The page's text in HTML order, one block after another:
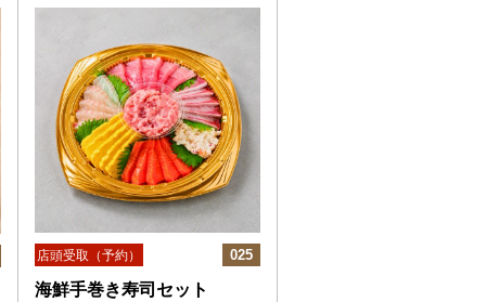
店頭受取（予約） 025
海鮮手巻き寿司セット